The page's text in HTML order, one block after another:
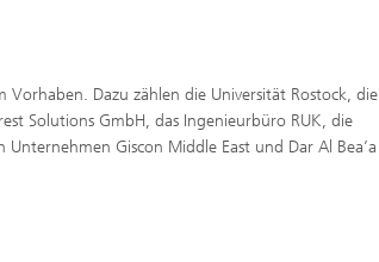
Dazu zählen die Universität Rostock, die
Solutions GmbH, das Ingenieurbüro RUK, die
Giscon Middle East und Dar Al Bea’a